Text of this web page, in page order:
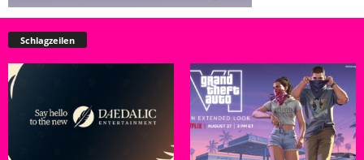
Schlagzeilen